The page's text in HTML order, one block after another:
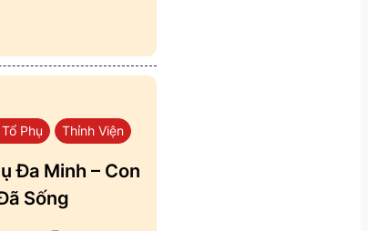
Phụ Thỉnh Viện
Đa Minh – Con
Sống